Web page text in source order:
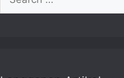
for: